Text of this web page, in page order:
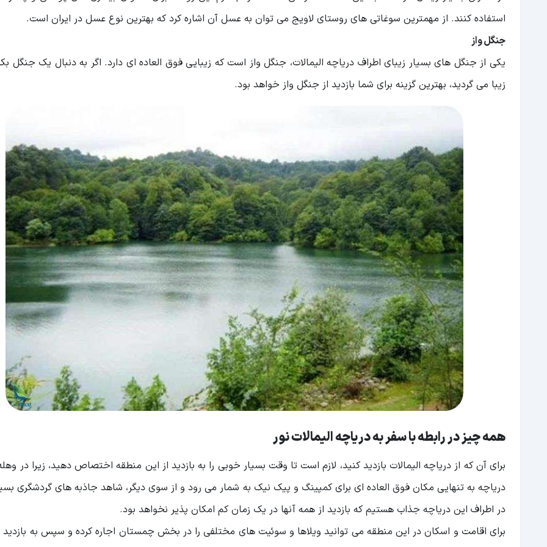
استفاده کنند. از مهمترین سوغاتی های روستای لاویج می ‌توان به عسل آن اشاره کرد که بهترین نوع عسل در ایران است.
جنگل واز
یکی از جنگل های بسیار زیبای اطراف دریاچه الیمالات، جنگل واز است که زیبایی فوق ‌العاده ‌ای دارد. اگر به دنبال یک جنگل
زیبا می گردید، بهترین گزینه برای شما بازدید از جنگل واز خواهد بود.
همه چیز در رابطه با سفر به دریاچه الیمالات نور
برای آن که از دریاچه الیمالات بازدید کنید، لازم است تا وقت بسیار خوبی را به بازدید از این منطقه اختصاص دهید، زیرا در
دریاچه به تنهایی مکان فوق العاده ای برای کمپینگ و پیک نیک به شمار می رود و از سوی دیگر، شاهد جاذبه ‌های گردشگری
در اطراف این دریاچه جذاب هستیم که بازدید از همه آنها در یک زمان کم امکان پذیر نخواهد بود.
برای اقامت و اسکان در این منطقه می‌ توانید ویلاها و سوئیت های مختلفی را در بخش چمستان اجاره کرده و سپس به بازدید